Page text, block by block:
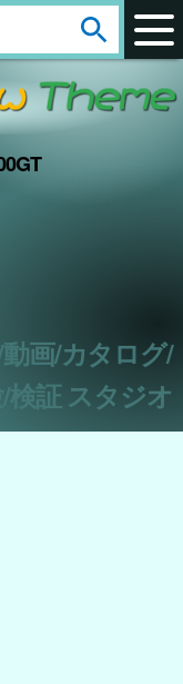
動画/カタログ/
/検証 スタジオ
arrow_circle_down